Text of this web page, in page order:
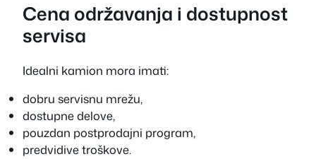
Cena održavanja i dostupnost
servisa
Idealni kamion mora imati:
dobru servisnu mrežu,
dostupne delove,
pouzdan postprodajni program,
predvidive troškove.